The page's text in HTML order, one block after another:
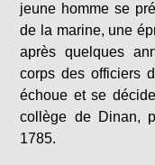
jeune homme se
de la marine, une
après quelques
corps des officiers
échoue et se
collège de Dinan,
1785.